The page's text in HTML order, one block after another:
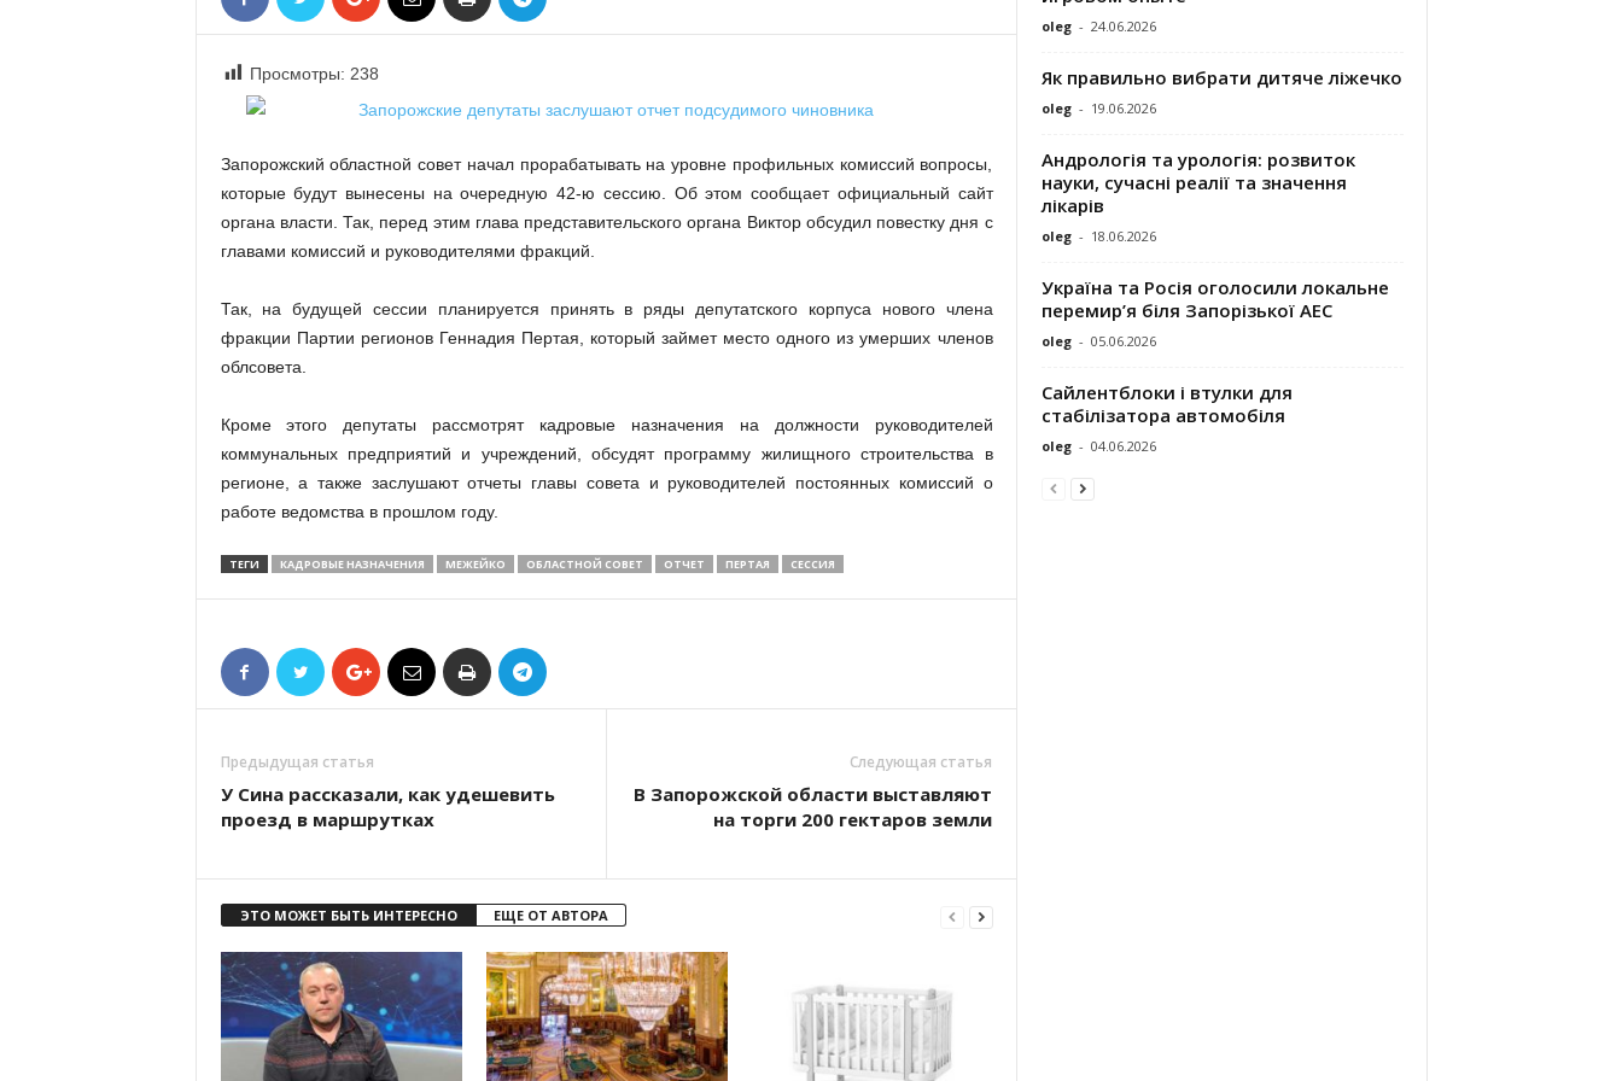
Просмотры: 238
Запорожский областной совет начал прорабатывать на уровне профильных комиссий вопросы,
которые будут вынесены на очередную 42-ю сессию. Об этом сообщает официальный сайт
органа власти. Так, перед этим глава представительского органа Виктор обсудил повестку дня с
главами комиссий и руководителями фракций.
Так, на будущей сессии планируется принять в ряды депутатского корпуса нового члена
фракции Партии регионов Геннадия Пертая, который займет место одного из умерших членов
облсовета.
Кроме этого депутаты рассмотрят кадровые назначения на должности руководителей
коммунальных предприятий и учреждений, обсудят программу жилищного строительства в
регионе, а также заслушают отчеты главы совета и руководителей постоянных комиссий о
работе ведомства в прошлом году.
ТЕГИ КАДРОВЫЕ НАЗНАЧЕНИЯ МЕЖЕЙКО ОБЛАСТНОЙ СОВЕТ ОТЧЕТ ПЕРТАЯ СЕССИЯ
Предыдущая статья
У Сина рассказали, как удешевить
проезд в маршрутках
Следующая статья
В Запорожской области выставляют
на торги 200 гектаров земли
ЭТО МОЖЕТ БЫТЬ ИНТЕРЕСНО ЕЩЕ ОТ АВТОРА
oleg - 24.06.2026
Як правильно вибрати дитяче ліжечко
oleg - 19.06.2026
Андрологія та урологія: розвиток
науки, сучасні реалії та значення
лікарів
oleg - 18.06.2026
Україна та Росія оголосили локальне
перемир’я біля Запорізької АЕС
oleg - 05.06.2026
Сайлентблоки і втулки для
стабілізатора автомобіля
oleg - 04.06.2026